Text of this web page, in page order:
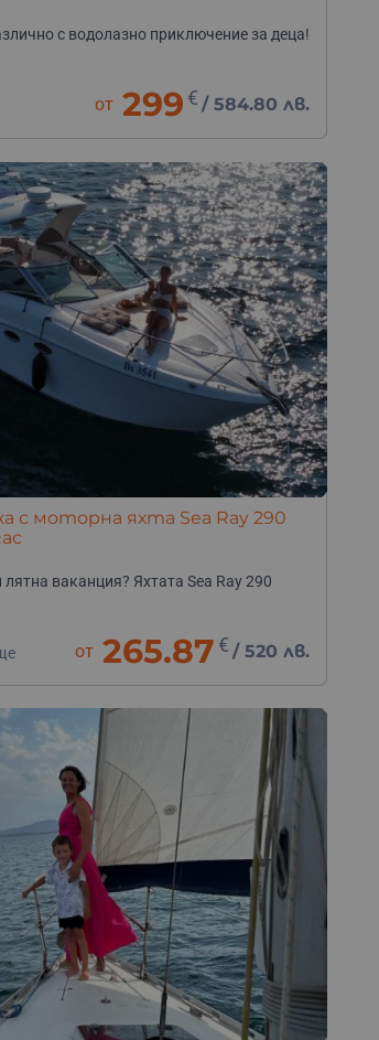
с водолазно приключение за деца!
от 299 € /584.80 лв.
с моторна яхта Sea Ray 290
ваканция? Яхтата Sea Ray 290
от 265.87 € /520 лв.